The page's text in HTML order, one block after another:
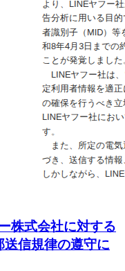
株式会社に対する
信規律の遵守に